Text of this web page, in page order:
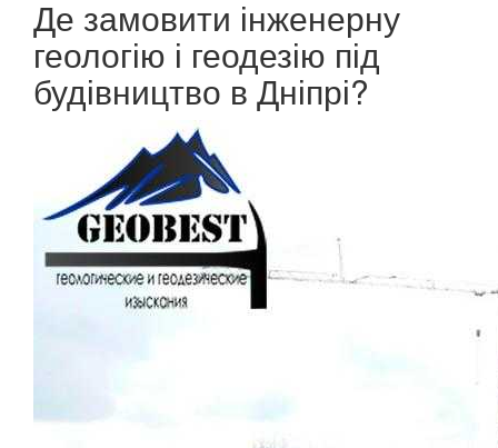
Де замовити інженерну
геологію і геодезію під
будівництво в Дніпрі?